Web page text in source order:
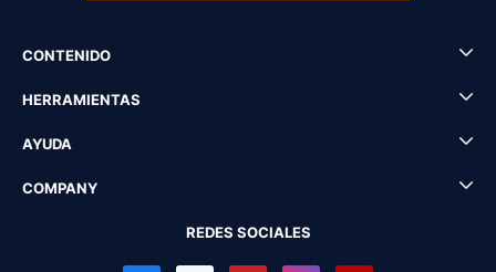
CONTENIDO
HERRAMIENTAS
AYUDA
COMPANY
REDES SOCIALES